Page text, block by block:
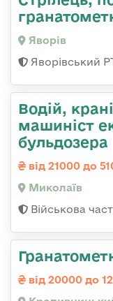
Яворів
Яворівський
Водій,
машиніст
бульдозера
від 21000 до
Миколаїв
Військова
від 20000 до